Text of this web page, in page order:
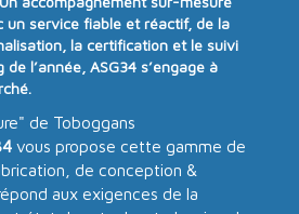
un service fiable et réactif, de la
la certification et le suivi
de l’année , ASG34 s’engage à
.
de Toboggans
vous propose cette gamme de
de conception &
aux exigences de la